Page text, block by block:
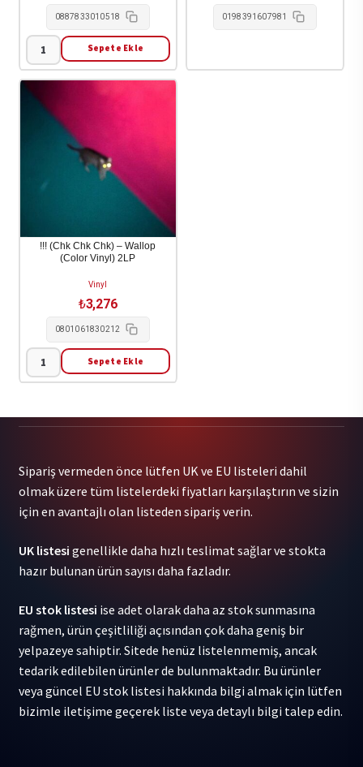
0887833010518
********
[The
Drink]
Sepete Ekle
0198391607981
!!! (Chk Chk Chk) – Wallop
(Color Vinyl) 2LP
Vinyl
₺3,276
0801061830212
!!!
Wallop
(Color
Vinyl)
adet
Sepete Ekle
Sipariş vermeden önce lütfen UK ve EU listeleri dahil
olmak üzere tüm listelerdeki fiyatları karşılaştırın ve sizin
için en avantajlı olan listeden sipariş verin.
UK listesi genellikle daha hızlı teslimat sağlar ve stokta
hazır bulunan ürün sayısı daha fazladır.
EU stok listesi ise adet olarak daha az stok sunmasına
rağmen, ürün çeşitliliği açısından çok daha geniş bir
yelpazeye sahiptir. Sitede henüz listelenmemiş, ancak
tedarik edilebilen ürünler de bulunmaktadır. Bu ürünler
veya güncel EU stok listesi hakkında bilgi almak için lütfen
bizimle iletişime geçerek liste veya detaylı bilgi talep edin.